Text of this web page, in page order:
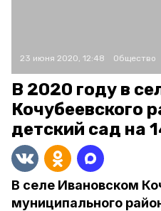
23 июня 2020, 12:48 Общество
В 2020 году в
Кочубеевского
детский сад на
В селе Ивановском
муниципального